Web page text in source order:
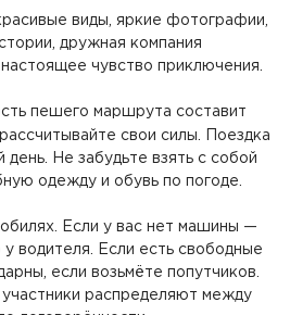
виды, яркие фотографии,
дружная компания
чувство приключения.
пешего маршрута составит
рассчитывайте свои силы. Поездка
день. Не забудьте взять с собой
одежду и обувь по погоде.
Если у вас нет машины —
водителя. Если есть свободные
если возьмёте попутчиков.
распределяют между